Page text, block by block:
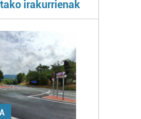
irakurrienak